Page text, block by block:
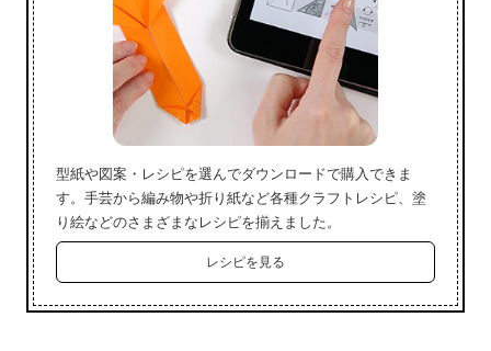
型紙や図案・レシピを選んでダウンロードで購入できま
す。手芸から編み物や折り紙など各種クラフトレシピ、塗
り絵などのさまざまなレシピを揃えました。
レシピを見る